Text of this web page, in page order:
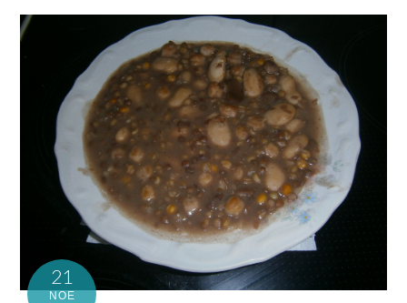
21
ΝΟΈ